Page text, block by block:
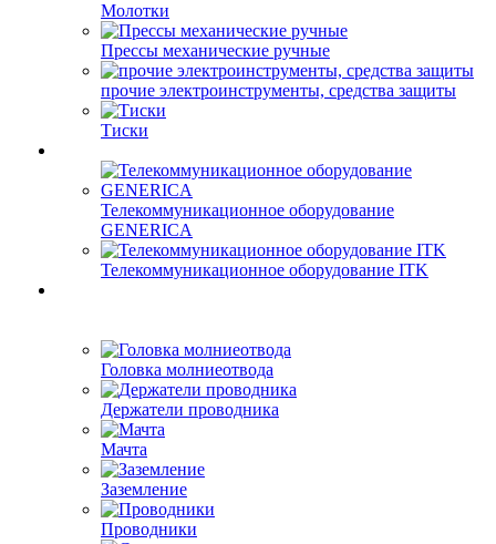
Молотки
Прессы механические ручные
прочие электроинструменты, средства защиты
Тиски
Телекоммуникационное оборудование
GENERICA
Телекоммуникационное оборудование ITK
Головка молниеотвода
Держатели проводника
Мачта
Заземление
Проводники